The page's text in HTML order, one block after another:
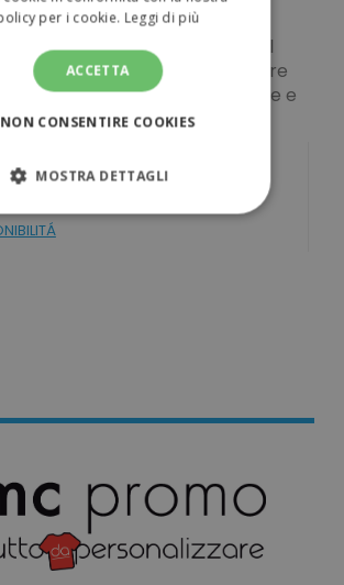
bamboo con spilla sul retro. Il
materiale naturale e può avere
leggere di colore, dimensione e
per i cookie. Leggi di più
ACCETTA
NON CONSENTIRE COOKIES
MOSTRA DETTAGLI
NECESSARI
CLASSIFICATI
necessari
Targeting
Funzionalità